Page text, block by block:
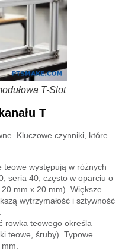
T-Slot
T
Kluczowe czynniki, które
teowe występują w różnych
seria 40, często w oparciu o
mm x 20 mm). Większe
wytrzymałość i sztywność
rowka teowego określa
teowe, śruby). Typowe